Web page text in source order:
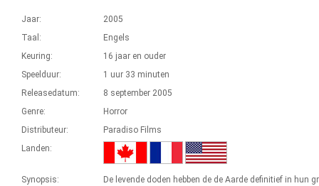
Jaar:
2005
Taal:
Engels
Keuring:
16 jaar en ouder
Speelduur:
1 uur 33 minuten
Releasedatum:
8 september 2005
Genre:
Horror
Distributeur:
Paradiso Films
Landen:
Synopsis:
De levende doden hebben de de Aarde definitief in hun